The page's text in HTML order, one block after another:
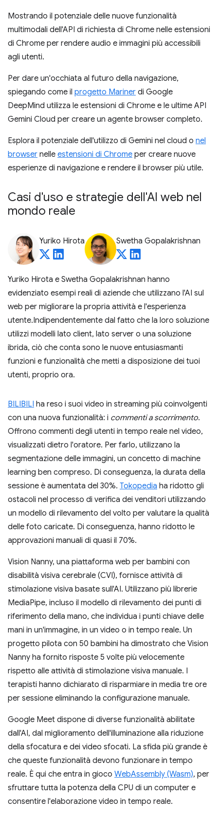
Mostrando il potenziale delle nuove funzionalità
multimodali dell'API di richiesta di Chrome nelle estensioni
di Chrome per rendere audio e immagini più accessibili
agli utenti.
Per dare un'occhiata al futuro della navigazione,
spiegando come il progetto Mariner di Google
DeepMind utilizza le estensioni di Chrome e le ultime API
Gemini Cloud per creare un agente browser completo.
Esplora il potenziale dell'utilizzo di Gemini nel cloud o nel
browser nelle estensioni di Chrome per creare nuove
esperienze di navigazione e rendere il browser più utile.
Casi d'uso e strategie dell'AI web nel
mondo reale
Yuriko Hirota Swetha Gopalakrishnan
Yuriko Hirota e Swetha Gopalakrishnan hanno
evidenziato esempi reali di aziende che utilizzano l'AI sul
web per migliorare la propria attività e l'esperienza
utente.Indipendentemente dal fatto che la loro soluzione
utilizzi modelli lato client, lato server o una soluzione
ibrida, ciò che conta sono le nuove entusiasmanti
funzioni e funzionalità che metti a disposizione dei tuoi
utenti, proprio ora.
BILIBILI ha reso i suoi video in streaming più coinvolgenti
con una nuova funzionalità: i commenti a scorrimento.
Offrono commenti degli utenti in tempo reale nel video,
visualizzati dietro l'oratore. Per farlo, utilizzano la
segmentazione delle immagini, un concetto di machine
learning ben compreso. Di conseguenza, la durata della
sessione è aumentata del 30%. Tokopedia ha ridotto gli
ostacoli nel processo di verifica dei venditori utilizzando
un modello di rilevamento del volto per valutare la qualità
delle foto caricate. Di conseguenza, hanno ridotto le
approvazioni manuali di quasi il 70%.
Vision Nanny, una piattaforma web per bambini con
disabilità visiva cerebrale (CVI), fornisce attività di
stimolazione visiva basate sull'AI. Utilizzano più librerie
MediaPipe, incluso il modello di rilevamento dei punti di
riferimento della mano, che individua i punti chiave delle
mani in un'immagine, in un video o in tempo reale. Un
progetto pilota con 50 bambini ha dimostrato che Vision
Nanny ha fornito risposte 5 volte più velocemente
rispetto alle attività di stimolazione visiva manuale. I
terapisti hanno dichiarato di risparmiare in media tre ore
per sessione eliminando la configurazione manuale.
Google Meet dispone di diverse funzionalità abilitate
dall'AI, dal miglioramento dell'illuminazione alla riduzione
della sfocatura e dei video sfocati. La sfida più grande è
che queste funzionalità devono funzionare in tempo
reale. È qui che entra in gioco WebAssembly (Wasm), per
sfruttare tutta la potenza della CPU di un computer e
consentire l'elaborazione video in tempo reale.